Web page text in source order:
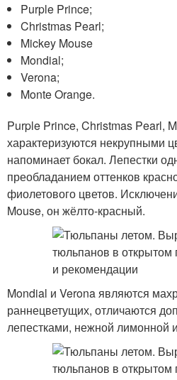
Purple Prince;
Christmas Pearl;
Mickey Mouse
Mondial;
Verona;
Monte Orange.
Purple Prince, Christmas Pearl,
характеризуются некрупными
напоминает бокал. Лепестки
преобладанием оттенков
фиолетового цветов.
Mouse, он жёлто-красный.
Mondial и Verona являются
раннецветущих, отличаются
лепестками, нежной лимонной